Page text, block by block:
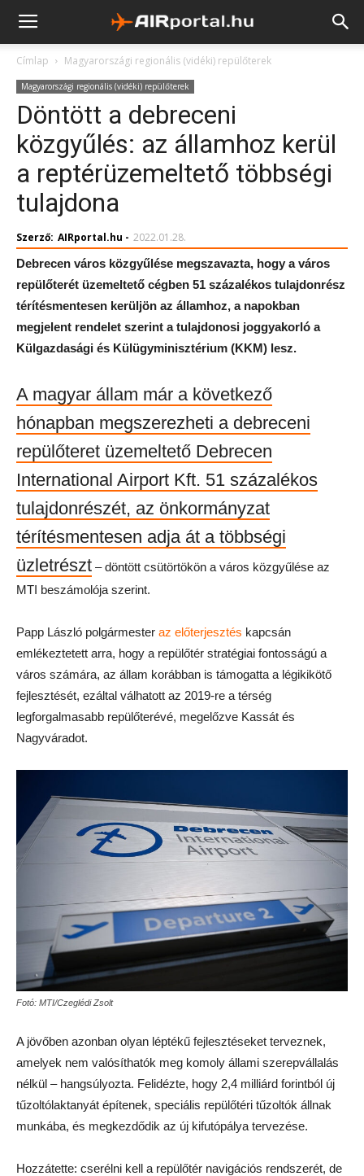
Címlap Magyarországi regionális (vidéki) repülőterek
Magyarországi regionális (vidéki) repülőterek
Döntött a debreceni
közgyűlés: az államhoz kerül
a reptérüzemeltető többségi
tulajdona
Szerző: AIRportal.hu - 2022.01.28.
Debrecen város közgyűlése megszavazta, hogy a város
repülőterét üzemeltető cégben 51 százalékos tulajdonrész
térítésmentesen kerüljön az államhoz, a napokban
megjelent rendelet szerint a tulajdonosi joggyakorló a
Külgazdasági és Külügyminisztérium (KKM) lesz.
A magyar állam már a következő
hónapban megszerezheti a debreceni
repülőteret üzemeltető Debrecen
International Airport Kft. 51 százalékos
tulajdonrészét, az önkormányzat
térítésmentesen adja át a többségi
üzletrészt – döntött csütörtökön a város közgyűlése az
MTI beszámolója szerint.
Papp László polgármester az előterjesztés kapcsán
emlékeztetett arra, hogy a repülőtér stratégiai fontosságú a
város számára, az állam korábban is támogatta a légikikötő
fejlesztését, ezáltal válhatott az 2019-re a térség
legforgalmasabb repülőterévé, megelőzve Kassát és
Nagyváradot.
Fotó: MTI/Czeglédi Zsolt
A jövőben azonban olyan léptékű fejlesztéseket terveznek,
amelyek nem valósíthatók meg komoly állami szerepvállalás
nélkül – hangsúlyozta. Felidézte, hogy 2,4 milliárd forintból új
tűzoltólaktanyát építenek, speciális repülőtéri tűzoltók állnak
munkába, és megkezdődik az új kifutópálya tervezése.
Hozzátette: cserélni kell a repülőtér navigációs rendszerét, de